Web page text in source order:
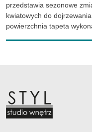
przedstawia sezonowe
kwiatowych do
powierzchnia tapeta